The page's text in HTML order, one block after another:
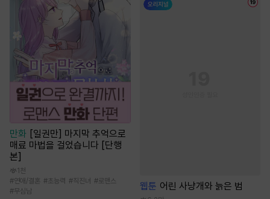
만화 [일권만] 마지막 추억으로
매료 마법을 걸었습니다 [단행
본]
1천
#연애/결혼 #초능력 #직진녀 #로맨스
#무심남 웹툰 어린 사냥개와 늙은 범